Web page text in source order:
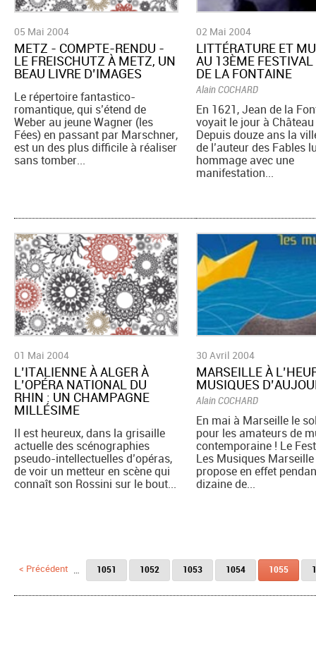
05 Mai 2004
METZ - COMPTE-RENDU -
LE FREISCHUTZ À METZ, UN
BEAU LIVRE D’IMAGES
Le répertoire fantastico-
romantique, qui s’étend de
Weber au jeune Wagner (les
Fées) en passant par Marschner,
est un des plus difficile à réaliser
sans tomber...
02 Mai 2004
LITTÉRATURE ET
AU 13ÈME
DE LA FONTAINE
Alain COCHARD
En 1621, Jean de la
voyait le jour à
Depuis douze ans la
de l’auteur des Fables
hommage avec une
manifestation...
01 Mai 2004
L’ITALIENNE À ALGER À
L’OPÉRA NATIONAL DU
RHIN : UN CHAMPAGNE
MILLÉSIME
Il est heureux, dans la grisaille
actuelle des scénographies
pseudo-intellectuelles d’opéras,
de voir un metteur en scène qui
connaît son Rossini sur le bout...
30 Avril 2004
MARSEILLE À
MUSIQUES
Alain COCHARD
En mai à Marseille le
pour les amateurs de
contemporaine ! Le
Les Musiques Marseille
propose en effet
dizaine de...
< Précédent 1051 1052 1053 1054 1055